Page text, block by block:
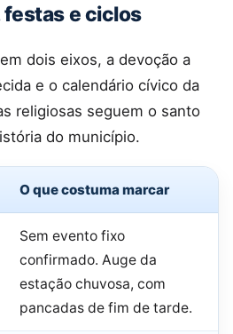
festas e ciclos
dois eixos, a devoção a
e o calendário cívico da
religiosas seguem o santo
do município.
O que costuma marcar
Sem evento fixo
confirmado. Auge da
estação chuvosa, com
pancadas de fim de tarde.